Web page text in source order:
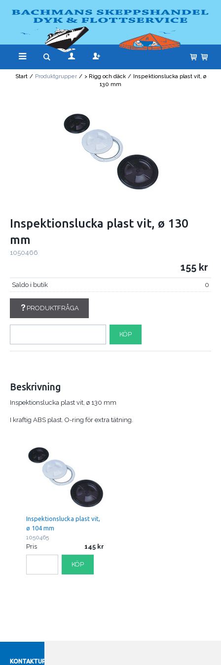
Start / Produktgrupper / > Rigg och däck /
Inspektionslucka plast vit, ø
130 mm
Inspektionslucka plast vit, ø 130
mm
1050466
155
Saldo i butik 0
PRODUKTFRÅGA
KÖP
Beskrivning
Inspektionslucka plast vit, ø 130 mm
I kraftig ABS plast. O-ring för extra tätning.
Inspektionslucka plast vit,
ø 104 mm
1050465
Pris 145
KÖP
KONTAKTUPPGIFTER